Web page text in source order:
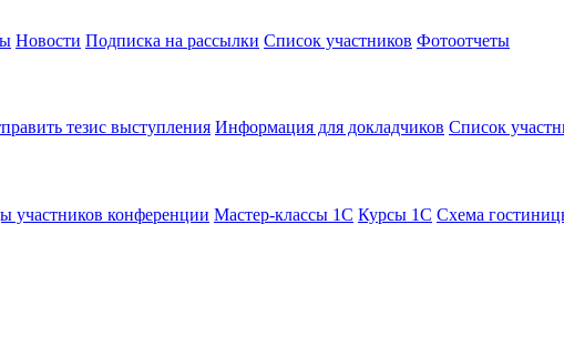
Новости Подписка на рассылки Список участников Фотоотчеты
тезис выступления Информация для докладчиков Список
участников конференции Мастер-классы 1С Курсы 1С Схема